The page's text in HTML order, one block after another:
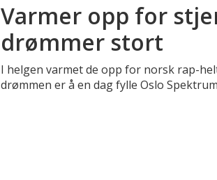
Varmer opp for
drømmer stort
I helgen varmet de opp for norsk rap-
drømmen er å en dag fylle Oslo